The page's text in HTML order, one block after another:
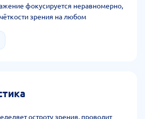
фокусируется неравномерно,
зрения на любом
остроту зрения, проводит